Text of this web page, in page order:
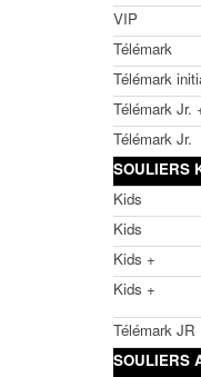
VIP
Télémark
Télémark
Télémark Jr.
Télémark Jr.
SOULIERS
Kids
Kids
Kids +
Kids +
Télémark JR
SOULIERS